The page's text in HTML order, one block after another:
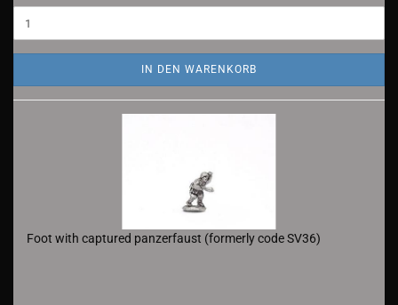
IN DEN WARENKORB
Foot with captured panzerfaust (formerly code SV36)